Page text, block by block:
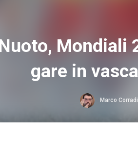
Mondiali
gare in
Marco Corradi